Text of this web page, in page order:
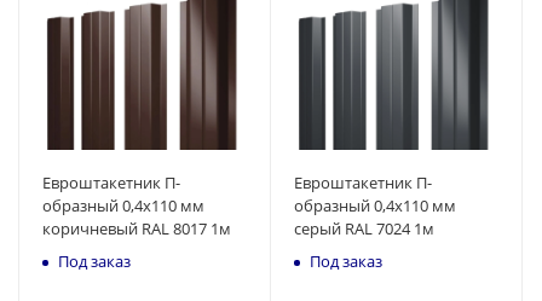
Евроштакетник П-
образный 0,4x110 мм
коричневый RAL 8017 1м
Под заказ
Евроштакетник П-
образный 0,4x110 мм
серый RAL 7024 1м
Под заказ